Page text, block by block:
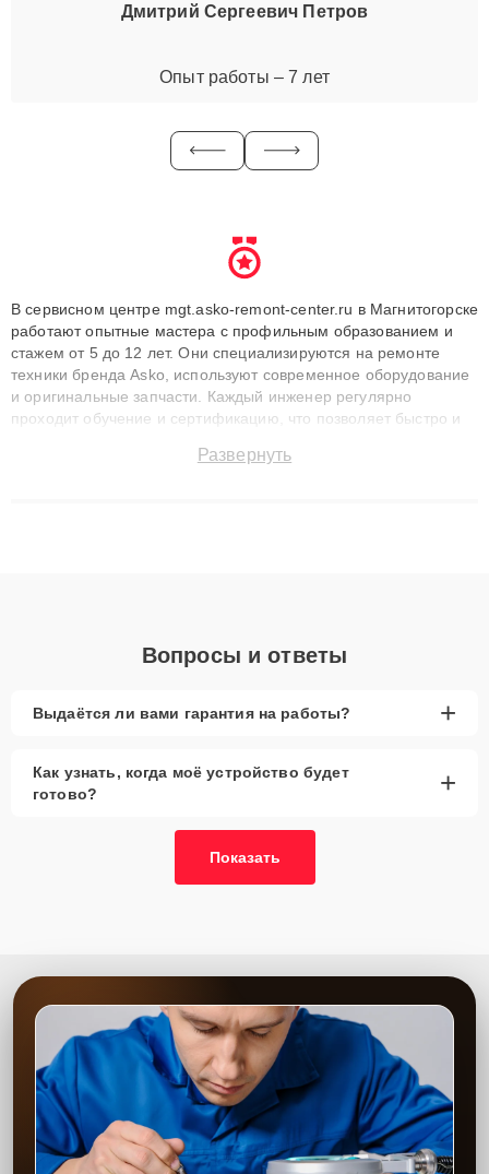
Дмитрий Сергеевич Петров
Опыт работы – 7 лет
В сервисном центре mgt.asko-remont-center.ru в Магнитогорске
работают опытные мастера с профильным образованием и
стажем от 5 до 12 лет. Они специализируются на ремонте
техники бренда Asko, используют современное оборудование
и оригинальные запчасти. Каждый инженер регулярно
проходит обучение и сертификацию, что позволяет быстро и
сохранением гарантии до 3 лет. Наши мастера решают
Развернуть
Вопросы и ответы
Выдаётся ли вами гарантия на работы? +
Как узнать, когда моё устройство будет
готово?
+
Показать